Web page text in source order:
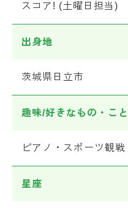
スコア! (土曜日担当)
出身地
茨城県日立市
趣味/好きなもの・こと
ピアノ・スポーツ観戦
星座